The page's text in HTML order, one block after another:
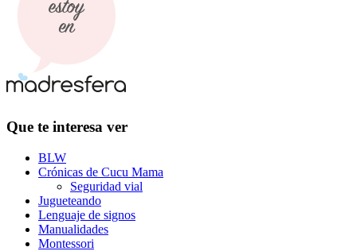
Que te interesa ver
BLW
Crónicas de Cucu Mama
Seguridad vial
Jugueteando
Lenguaje de signos
Manualidades
Montessori